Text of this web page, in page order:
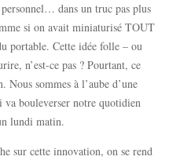
dans un truc pas plus
si on avait miniaturisé TOUT
portable. Cette idée folle – ou
n’est-ce pas ? Pourtant, ce
Nous sommes à l’aube d’une
bouleverser notre quotidien
lundi matin.
sur cette innovation, on se rend